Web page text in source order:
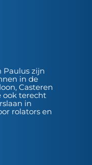
Paulus zijn
in de
Casteren
ook terecht
in
rolators en